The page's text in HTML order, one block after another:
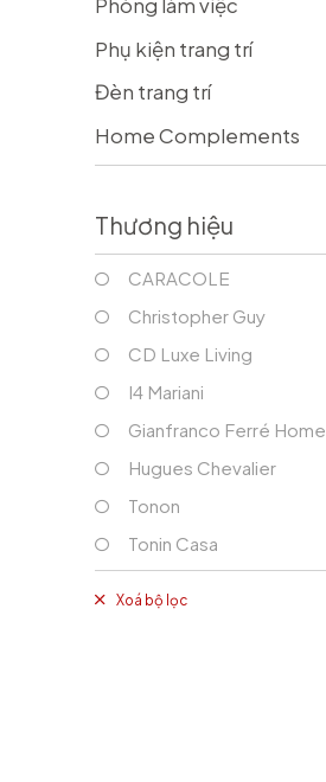
Bàn console/ Bàn làm việc
Tủ phòng khách
Tủ bar
Bàn ăn
Ghế ăn
Ghế bar
Phòng làm việc
Phụ kiện trang trí
Đèn trang trí
Home Complements
Thương hiệu
CARACOLE
Christopher Guy
CD Luxe Living
I4 Mariani
Gianfranco Ferré Home
Hugues Chevalier
Tonon
Tonin Casa
Xoá bộ lọc